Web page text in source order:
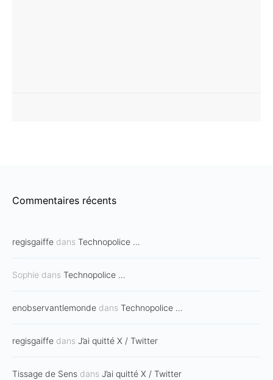
Commentaires récents
regisgaiffe dans Technopolice …
Sophie dans Technopolice …
enobservantlemonde dans Technopolice …
regisgaiffe dans J’ai quitté X / Twitter
Tissage de Sens dans J’ai quitté X / Twitter